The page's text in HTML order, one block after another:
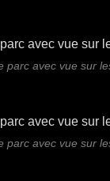
parc avec vue sur
parc avec vue sur